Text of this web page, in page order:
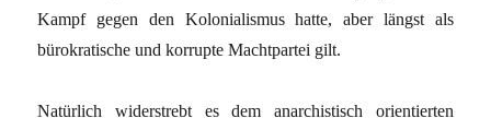
Kampf gegen den Kolonialismus hatte, aber längst als
bürokratische und korrupte Machtpartei gilt.
Natürlich widerstrebt es dem anarchistisch orientierten